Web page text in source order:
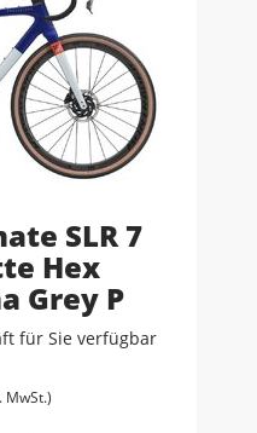
SLR 7
Hex
Grey P
für Sie verfügbar
MwSt.)